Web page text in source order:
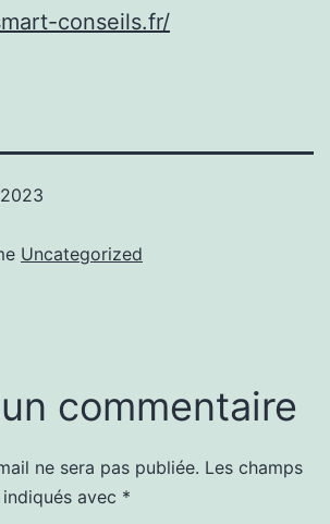
conseils.fr/
Uncategorized
commentaire
ne sera pas publiée. Les champs
avec *